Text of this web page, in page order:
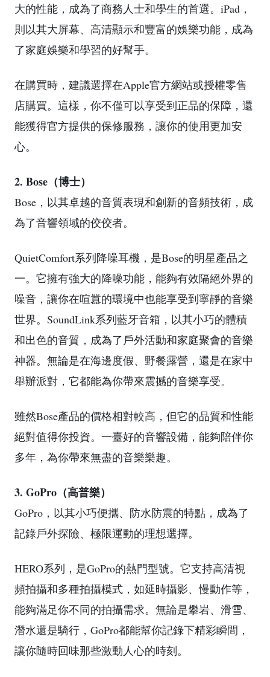
大的性能，成為了商務人士和學生的首選。iPad，
則以其大屏幕、高清顯示和豐富的娛樂功能，成為
了家庭娛樂和學習的好幫手。
在購買時，建議選擇在Apple官方網站或授權零售
店購買。這樣，你不僅可以享受到正品的保障，還
能獲得官方提供的保修服務，讓你的使用更加安
心。
2. Bose（博士）
Bose，以其卓越的音質表現和創新的音頻技術，成
為了音響領域的佼佼者。
QuietComfort系列降噪耳機，是Bose的明星產品之
一。它擁有強大的降噪功能，能夠有效隔絕外界的
噪音，讓你在喧囂的環境中也能享受到寧靜的音樂
世界。SoundLink系列藍牙音箱，以其小巧的體積
和出色的音質，成為了戶外活動和家庭聚會的音樂
神器。無論是在海邊度假、野餐露營，還是在家中
舉辦派對，它都能為你帶來震撼的音樂享受。
雖然Bose產品的價格相對較高，但它的品質和性能
絕對值得你投資。一臺好的音響設備，能夠陪伴你
多年，為你帶來無盡的音樂樂趣。
3. GoPro（高普樂）
GoPro，以其小巧便攜、防水防震的特點，成為了
記錄戶外探險、極限運動的理想選擇。
HERO系列，是GoPro的熱門型號。它支持高清視
頻拍攝和多種拍攝模式，如延時攝影、慢動作等，
能夠滿足你不同的拍攝需求。無論是攀岩、滑雪、
潛水還是騎行，GoPro都能幫你記錄下精彩瞬間，
讓你隨時回味那些激動人心的時刻。